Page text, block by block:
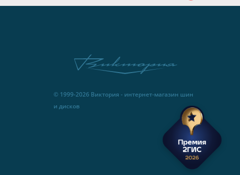
© 1999-2026 Виктория - интернет-магазин шин
и дисков